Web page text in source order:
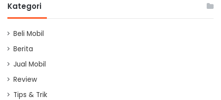
Kategori
Beli Mobil
Berita
Jual Mobil
Review
Tips & Trik